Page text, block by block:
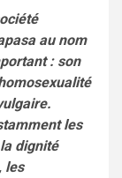
au nom
: son
les
dignité
les